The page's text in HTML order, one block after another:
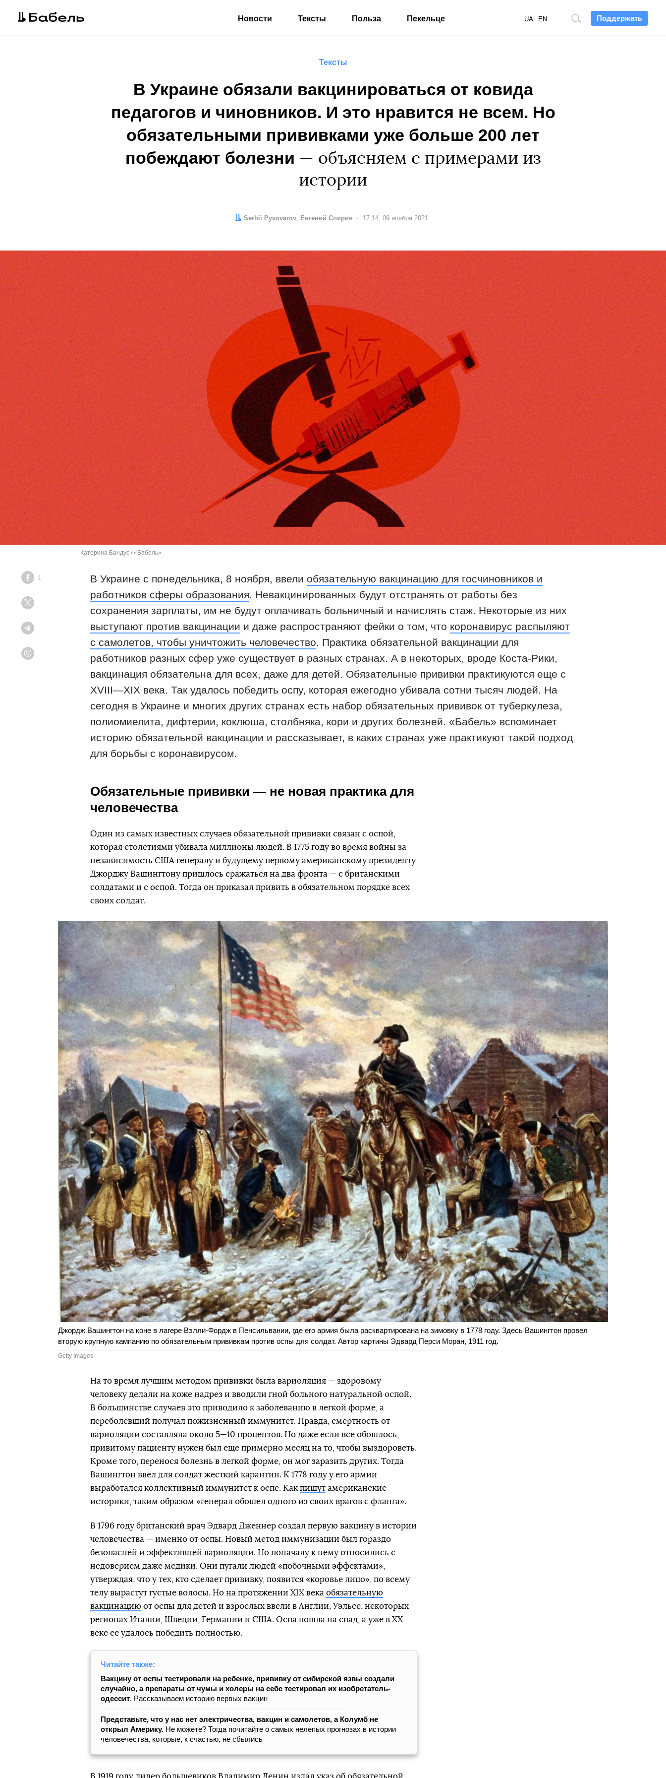
Поддержать
Поиск
UA EN
Новости Тексты Польза Пекельце
Тексты
В Украине обязали вакцинироваться от ковида
педагогов и чиновников. И это нравится не всем. Но
обязательными прививками уже больше 200 лет
побеждают болезни — объясняем с примерами из
истории
Автор:
Serhii Pyvovarov
Редактор: Евгений Спирин Дата:
17:14, 09 ноября 2021
Катерина Бандус / «Бабель»
Facebook
1 В Украине с понедельника, 8 ноября, ввели обязательную вакцинацию для госчиновников и
работников сферы образования. Невакцинированных будут отстранять от работы без
сохранения зарплаты, им не будут оплачивать больничный и начислять стаж. Некоторые из них
выступают против вакцинации и даже распространяют фейки о том, что коронавирус распыляют
с самолетов, чтобы уничтожить человечество. Практика обязательной вакцинации для
работников разных сфер уже существует в разных странах. А в некоторых, вроде Коста-Рики,
вакцинация обязательна для всех, даже для детей. Обязательные прививки практикуются еще с
XVIII—XIX века. Так удалось победить оспу, которая ежегодно убивала сотни тысяч людей. На
сегодня в Украине и многих других странах есть набор обязательных прививок от туберкулеза,
полиомиелита, дифтерии, коклюша, столбняка, кори и других болезней. «Бабель» вспоминает
историю обязательной вакцинации и рассказывает, в каких странах уже практикуют такой подход
для борьбы с коронавирусом.
Обязательные прививки — не новая практика для
человечества
Один из самых известных случаев обязательной прививки связан с оспой,
которая столетиями убивала миллионы людей. В 1775 году во время войны за
независимость США генералу и будущему первому американскому президенту
Джорджу Вашингтону пришлось сражаться на два фронта — с британскими
солдатами и с оспой. Тогда он приказал привить в обязательном порядке всех
своих солдат.
Джордж Вашингтон на коне в лагере Вэлли-Фордж в Пенсильвании, где его армия была расквартирована на зимовку в 1778 году. Здесь Вашингтон провел
вторую крупную кампанию по обязательным прививкам против оспы для солдат. Автор картины Эдвард Перси Моран, 1911 год.
Getty Images
На то время лучшим методом прививки была вариоляция — здоровому
человеку делали на коже надрез и вводили гной больного натуральной оспой.
В большинстве случаев это приводило к заболеванию в легкой форме, а
переболевший получал пожизненный иммунитет. Правда, смертность от
вариоляции составляла около 5—10 процентов. Но даже если все обошлось,
привитому пациенту нужен был еще примерно месяц на то, чтобы выздороветь.
Кроме того, перенося болезнь в легкой форме, он мог заразить других. Тогда
Вашингтон ввел для солдат жесткий карантин. К 1778 году у его армии
выработался коллективный иммунитет к оспе. Как пишут американские
историки, таким образом «генерал обошел одного из своих врагов с фланга».
В 1796 году британский врач Эдвард Дженнер создал первую вакцину в истории
человечества — именно от оспы. Новый метод иммунизации был гораздо
безопасней и эффективней вариоляции. Но поначалу к нему относились с
недоверием даже медики. Они пугали людей «побочными эффектами»,
утверждая, что у тех, кто сделает прививку, появится «коровье лицо», по всему
телу вырастут густые волосы. Но на протяжении XIX века обязательную
вакцинацию от оспы для детей и взрослых ввели в Англии, Уэльсе, некоторых
регионах Италии, Швеции, Германии и США. Оспа пошла на спад, а уже в ХХ
веке ее удалось победить полностью.
Читайте также:
Вакцину от оспы тестировали на ребенке, прививку от сибирской язвы создали
случайно, а препараты от чумы и холеры на себе тестировал их изобретатель-
одессит. Рассказываем историю первых вакцин
Представьте, что у нас нет электричества, вакцин и самолетов, а Колумб не
открыл Америку. Не можете? Тогда почитайте о самых нелепых прогнозах в истории
человечества, которые, к счастью, не сбылись
В 1919 году лидер большевиков Владимир Ленин издал указ об обязательной